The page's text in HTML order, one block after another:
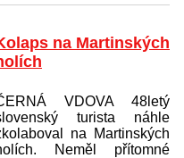
na Martinských
VDOVA 48letý
turista náhle
na Martinských
Neměl přítomné